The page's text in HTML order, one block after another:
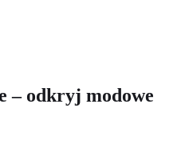
– odkryj modowe